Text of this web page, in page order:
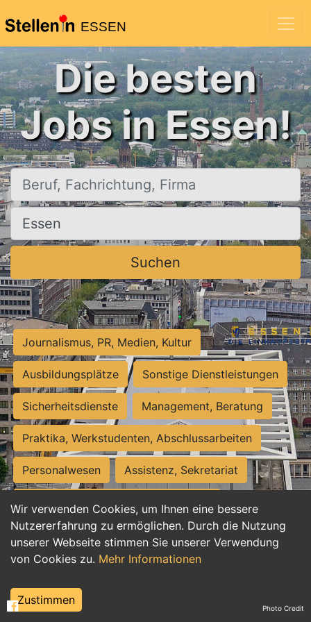
ESSEN
Wir verwenden Cookies, um Ihnen eine bessere
Nutzererfahrung zu ermöglichen. Durch die Nutzung
unserer Webseite stimmen Sie unserer Verwendung
von Cookies zu. Mehr Informationen
Zustimmen
Die besten
Jobs in Essen!
Beruf, Fachrichtung, Firma
Ort, Stadt
Suchen
Journalismus, PR, Medien, Kultur
Ausbildungsplätze Sonstige Dienstleistungen
Sicherheitsdienste Management, Beratung
Praktika, Werkstudenten, Abschlussarbeiten
Personalwesen Assistenz, Sekretariat
Hilfskräfte, Aushilfs- und Nebenjobs
Einkauf, Logistik, Materialwirtschaft
Weiterbildung, Studium, duale Ausbildung
Tourismus
Photo Credit